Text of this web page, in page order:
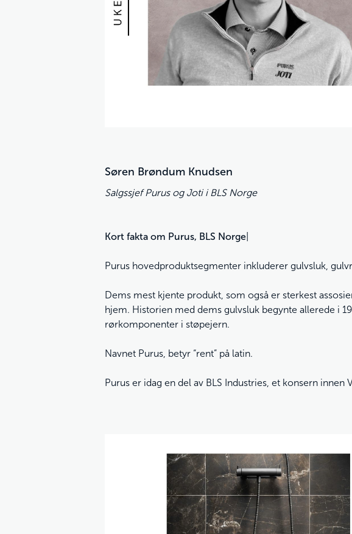
Søren Brøndum Knudsen
Salgssjef Purus og Joti i BLS Norge
Kort fakta om Purus, BLS Norge
Purus hovedproduktsegmenter inkluderer gulvsluk,
Dems mest kjente produkt, som også er sterkest
hjem. Historien med dems gulvsluk begynte allerede i
rørkomponenter i støpejern.
Navnet Purus, betyr “rent” på latin.
Purus er idag en del av BLS Industries, et konsern innen